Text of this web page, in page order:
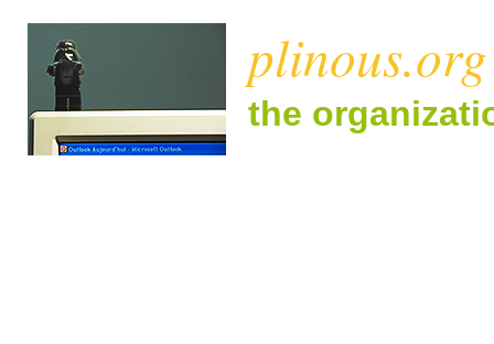
plinous.org
the